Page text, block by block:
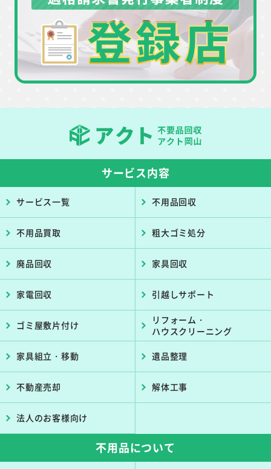
サービス内容
サービス一覧 不用品回収
不用品買取 粗大ゴミ処分
廃品回収 家具回収
家電回収 引越しサポート
ゴミ屋敷片付け
リフォーム・
ハウスクリーニング
家具組立・移動 遺品整理
不動産売却 解体工事
法人のお客様向け
不用品について